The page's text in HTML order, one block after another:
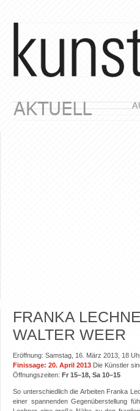
FRANKA
WALTER WEER
Eröffnung: Samstag, 16. März 2013, 18
Finissage: 20. April 2013 Die Künstler
Öffnungszeiten: Fr 15–18, Sa 10–15
So unterschiedlich die Arbeiten Franka
einer spannenden Gegenüberstellung